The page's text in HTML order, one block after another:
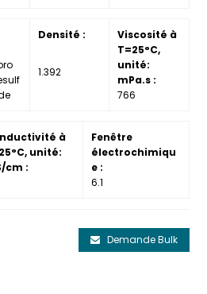
Densité :
1.392
Viscosité à
T=25°C,
unité:
mPa.s :
766
à
unité:
cm :
Fenêtre
électrochimiqu
e :
6.1
Demande Bulk